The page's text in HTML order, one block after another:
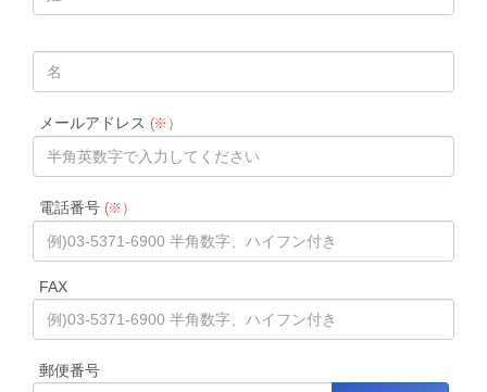
メールアドレス (※）
電話番号(※）
FAX
郵便番号